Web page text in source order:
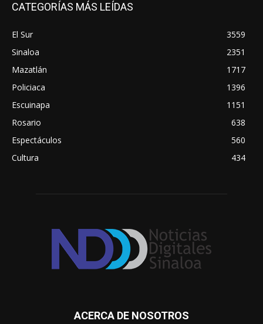
CATEGORÍAS MÁS LEÍDAS
El Sur
3559
Sinaloa
2351
Mazatlán
1717
Policiaca
1396
Escuinapa
1151
Rosario
638
Espectáculos
560
Cultura
434
ACERCA DE NOSOTROS